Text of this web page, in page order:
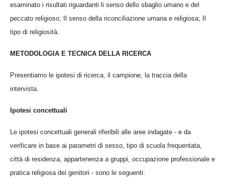
esaminato i risultati riguardanti li senso dello sbaglio umano e del
peccato religioso; Il senso della riconciliazione umana e religiosa; Il
tipo di religiosità.
METODOLOGIA E TECNICA DELLA RICERCA
Presentiamo le ipotesi di ricerca, il campione, la traccia della
intervista.
Ipotesi concettuali
Le ipotesi concettuali generali riferibili alle aree indagate - e da
verificare in base ai parametri di sesso, tipo di scuola frequentata,
città di residenza, appartenenza a gruppi, occupazione professionale e
pratica religiosa dei genitori - sono le seguenti: